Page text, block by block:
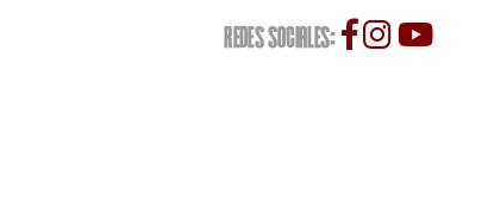
REDES SOCIALES: